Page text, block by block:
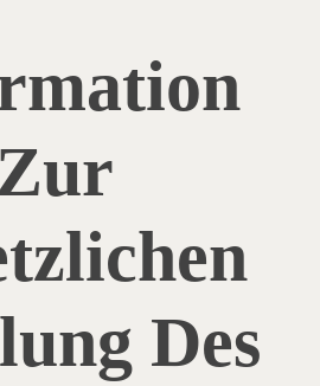
Zur
Des